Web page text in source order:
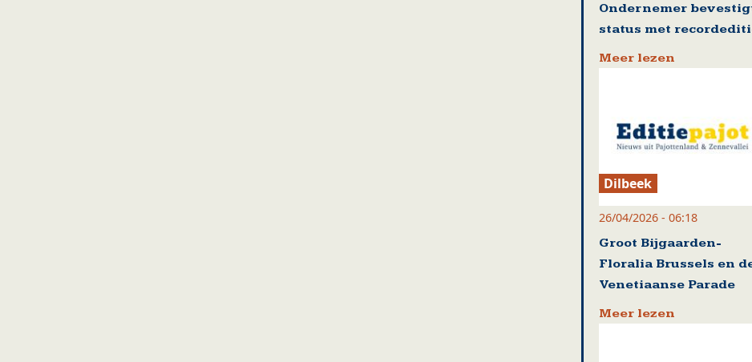
Ondernemer
status met
Meer lezen
Dilbeek
26/04/2026 - 06:18
Groot Bijgaarden-
Floralia Brussels en
Venetiaanse Parade
Meer lezen